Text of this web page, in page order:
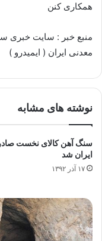
همکاری کنن
منبع خبر : سایت خبری
معدنی ایران ( ایمیدرو )
نوشته های مشابه
سنگ آهن کالای نخست
ایران شد
۱۷ آذر ۱۳۹۲